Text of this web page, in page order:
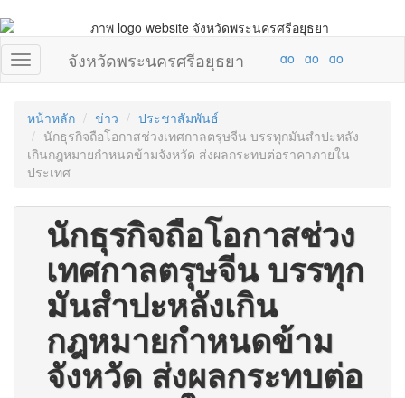
จังหวัดพระนครศรีอยุธยา
หน้าหลัก ข่าว
ประชาสัมพันธ์
นักธุรกิจถือโอกาสช่วงเทศกาลตรุษจีน บรรทุกมันสำปะหลัง
เกินกฎหมายกำหนดข้ามจังหวัด ส่งผลกระทบต่อราคาภายใน
ประเทศ
นักธุรกิจถือโอกาสช่วง
เทศกาลตรุษจีน บรรทุก
มันสำปะหลังเกิน
กฎหมายกำหนดข้าม
จังหวัด ส่งผลกระทบต่อ